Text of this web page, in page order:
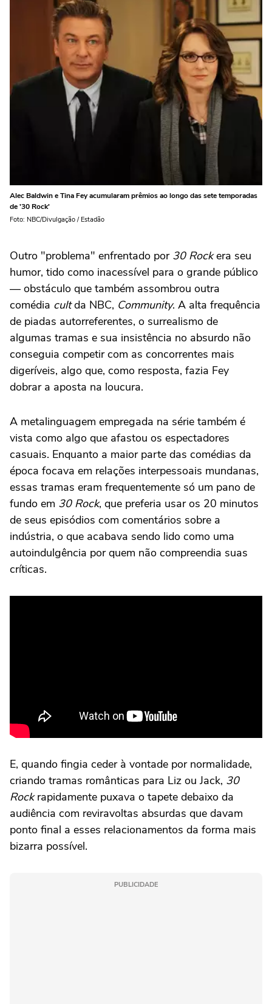
Alec Baldwin e Tina Fey acumularam prêmios ao longo das sete temporadas
de '30 Rock'
Foto: NBC/Divulgação / Estadão
Outro "problema" enfrentado por 30 Rockera seu
humor, tido como inacessível para o grande público
— obstáculo que também assombrou outra
comédia cultda NBC, Community. A alta frequência
de piadas autorreferentes, o surrealismo de
algumas tramas e sua insistência no absurdo não
conseguia competir com as concorrentes mais
digeríveis, algo que, como resposta, fazia Fey
dobrar a aposta na loucura.
A metalinguagem empregada na série também é
vista como algo que afastou os espectadores
casuais. Enquanto a maior parte das comédias da
época focava em relações interpessoais mundanas,
essas tramas eram frequentemente só um pano de
fundo em 30 Rock, que preferia usar os 20 minutos
de seus episódios com comentários sobre a
indústria, o que acabava sendo lido como uma
autoindulgência por quem não compreendia suas
críticas.
E, quando fingia ceder à vontade por normalidade,
criando tramas românticas para Liz ou Jack, 30
Rockrapidamente puxava o tapete debaixo da
audiência com reviravoltas absurdas que davam
ponto final a esses relacionamentos da forma mais
bizarra possível.
PUBLICIDADE